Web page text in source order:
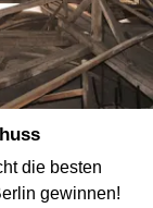
die besten
gewinnen!